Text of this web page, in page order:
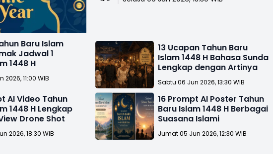
Baru Islam
Jadwal 1
1448 H
2026, 11:00 WIB
13 Ucapan Tahun Baru
Islam 1448 H Bahasa Sunda
Lengkap dengan Artinya
Sabtu 06 Jun 2026, 13:30 WIB
AI Video Tahun
1448 H Lengkap
Drone Shot
2026, 18:30 WIB
16 Prompt AI Poster Tahun
Baru Islam 1448 H Berbagai
Suasana Islami
Jumat 05 Jun 2026, 12:30 WIB